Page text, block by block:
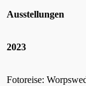
Ausstellungen
2023
Fotoreise: